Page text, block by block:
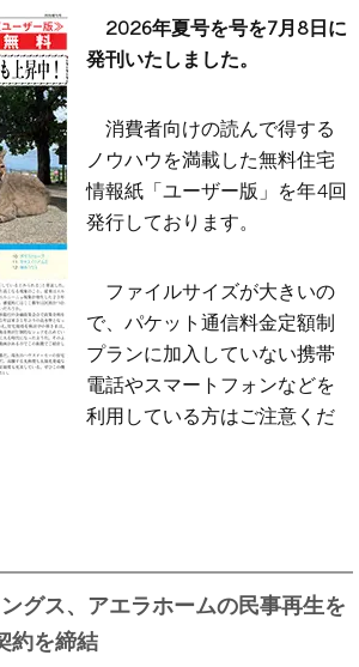
2026年夏号を号を7月8日に
発刊いたしました。
消費者向けの読んで得する
ノウハウを満載した無料住宅
情報紙「ユーザー版」を年4回
発行しております。
ファイルサイズが大きいの
で、パケット通信料金定額制
プランに加入していない携帯
電話やスマートフォンなどを
利用している方はご注意くだ
グス、アエラホームの民事再生を
約を締結